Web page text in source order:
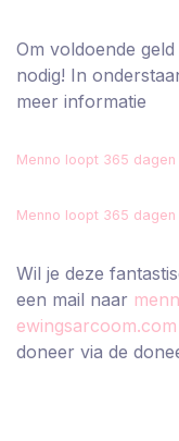
Om voldoende
nodig! In
meer informatie
Menno loopt 365
Menno loopt 365
Wil je deze
een mail naar
ewingsarcoom.com
doneer via de